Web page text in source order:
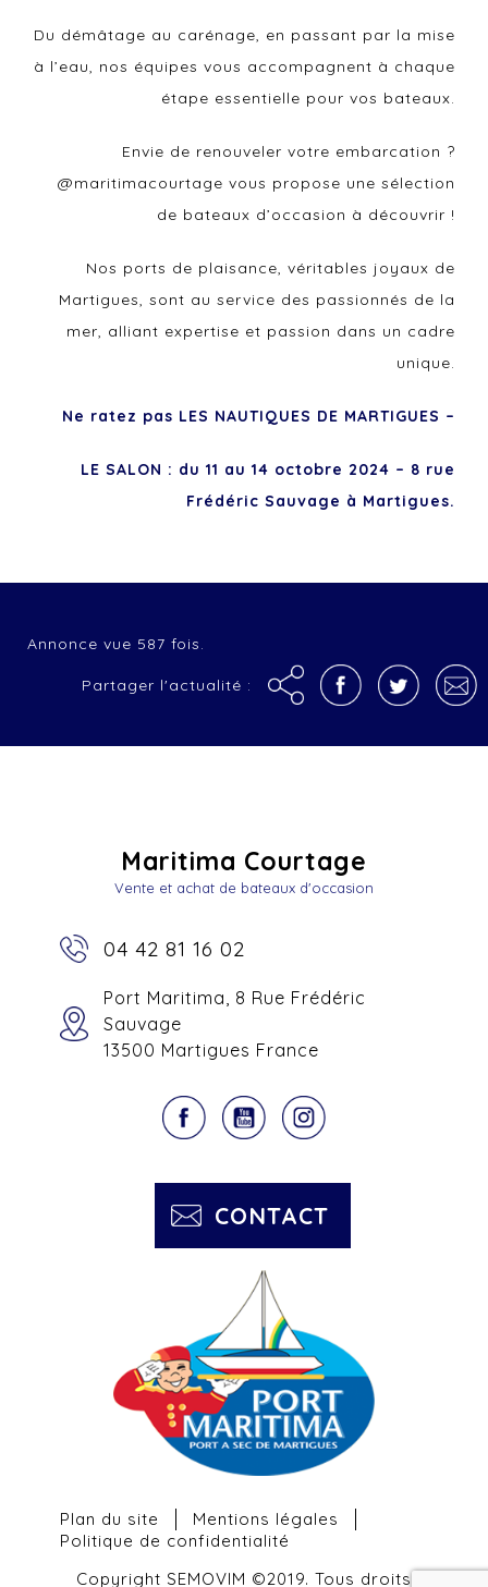
Du démâtage au carénage, en passant par la mise
à l’eau, nos équipes vous accompagnent à chaque
étape essentielle pour vos bateaux.
Envie de renouveler votre embarcation ?
@maritimacourtage vous propose une sélection
de bateaux d’occasion à découvrir !
Nos ports de plaisance, véritables joyaux de
Martigues, sont au service des passionnés de la
mer, alliant expertise et passion dans un cadre
unique.
Ne ratez pas LES NAUTIQUES DE MARTIGUES –
LE SALON : du 11 au 14 octobre 2024 – 8 rue
Frédéric Sauvage à Martigues.
Annonce vue 587 fois.
Partager l'actualité :
Maritima Courtage
Vente et achat de bateaux d'occasion
04 42 81 16 02
Port Maritima, 8 Rue Frédéric
Sauvage
13500 Martigues France
CONTACT
Plan du site
Mentions légales
Politique de confidentialité
Copyright SEMOVIM ©2019. Tous droits